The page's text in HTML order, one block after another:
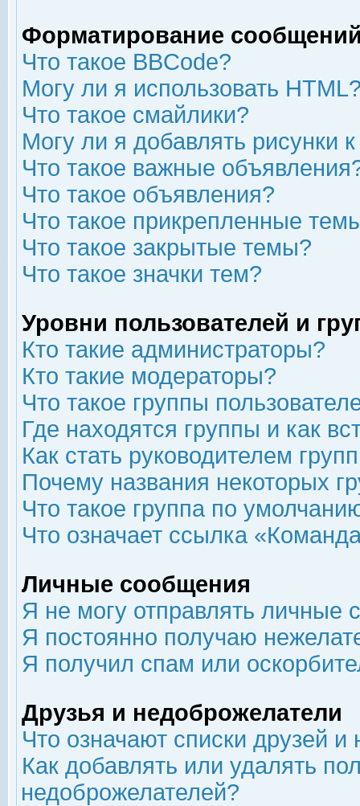
Форматирование
Что такое BBCode?
Могу ли я использовать
Что такое смайлики?
Могу ли я добавлять рисунки
Что такое важные
Что такое объявления?
Что такое прикрепленные
Что такое закрытые темы?
Что такое значки тем?
Уровни пользователей и
Кто такие администраторы?
Кто такие модераторы?
Что такое группы
Где находятся группы и как
Как стать руководителем
Почему названия некоторых
Что такое группа по
Что означает ссылка
Личные сообщения
Я не могу отправлять личные
Я постоянно получаю
Я получил спам или
Друзья и недоброжелатели
Что означают списки друзей
Как добавлять или удалять
недоброжелателей?